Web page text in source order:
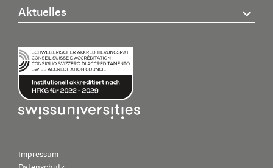
Aktuelles
Impressum